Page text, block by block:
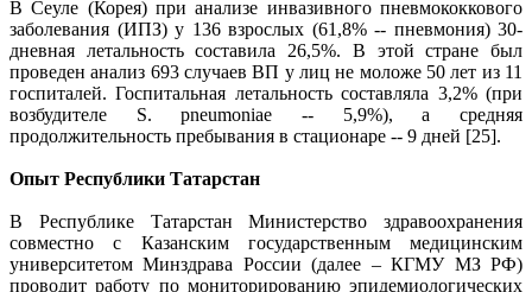
В Сеуле (Корея) при анализе инвазивного пневмококкового
заболевания (ИПЗ) у 136 взрослых (61,8% -- пневмония) 30-
дневная летальность составила 26,5%. В этой стране был
проведен анализ 693 случаев ВП у лиц не моложе 50 лет из 11
госпиталей. Госпитальная летальность составляла 3,2% (при
возбудителе S. pneumoniae -- 5,9%), а средняя
продолжительность пребывания в стационаре -- 9 дней [25].
Опыт Республики Татарстан
В Республике Татарстан Министерство здравоохранения
совместно с Казанским государственным медицинским
университетом Минздрава России (далее – КГМУ МЗ РФ)
проводит работу по мониторированию эпидемиологических